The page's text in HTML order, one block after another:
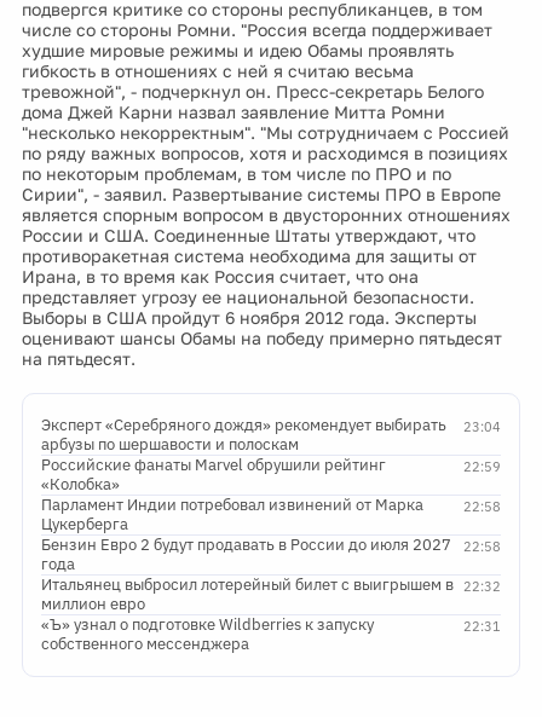
подвергся критике со стороны республиканцев, в том
числе со стороны Ромни. "Россия всегда поддерживает
худшие мировые режимы и идею Обамы проявлять
гибкость в отношениях с ней я считаю весьма
тревожной", - подчеркнул он. Пресс-секретарь Белого
дома Джей Карни назвал заявление Митта Ромни
"несколько некорректным". "Мы сотрудничаем с Россией
по ряду важных вопросов, хотя и расходимся в позициях
по некоторым проблемам, в том числе по ПРО и по
Сирии", - заявил. Развертывание системы ПРО в Европе
является спорным вопросом в двусторонних отношениях
России и США. Соединенные Штаты утверждают, что
противоракетная система необходима для защиты от
Ирана, в то время как Россия считает, что она
представляет угрозу ее национальной безопасности.
Выборы в США пройдут 6 ноября 2012 года. Эксперты
оценивают шансы Обамы на победу примерно пятьдесят
на пятьдесят.
23:04
Эксперт «Серебряного дождя» рекомендует выбирать
арбузы по шершавости и полоскам
22:59
Российские фанаты Marvel обрушили рейтинг
«Колобка»
22:58
Парламент Индии потребовал извинений от Марка
Цукерберга
22:58
Бензин Евро 2 будут продавать в России до июля 2027
года
22:32
Итальянец выбросил лотерейный билет с выигрышем в
миллион евро
22:31
«Ъ» узнал о подготовке Wildberries к запуску
собственного мессенджера